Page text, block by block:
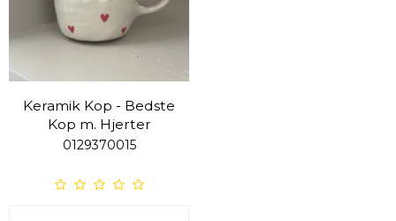
Keramik Kop - Bedste
Kop m. Hjerter
0129370015